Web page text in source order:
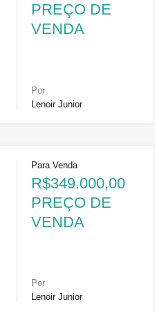
PREÇO DE
VENDA
Por
Lenoir Junior
Para Venda
R$349.000,00
PREÇO DE
VENDA
Por
Lenoir Junior